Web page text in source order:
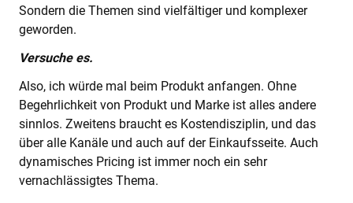
Sondern die Themen sind vielfältiger und komplexer
geworden.
Versuche es.
Also, ich würde mal beim Produkt anfangen. Ohne
Begehrlichkeit von Produkt und Marke ist alles andere
sinnlos. Zweitens braucht es Kostendisziplin, und das
über alle Kanäle und auch auf der Einkaufsseite. Auch
dynamisches Pricing ist immer noch ein sehr
vernachlässigtes Thema.